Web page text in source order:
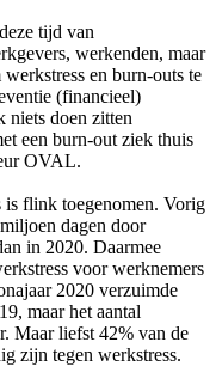
tijd van
werkenden, maar
en burn-outs te
(financieel)
niets doen zitten
een burn-out ziek thuis
OVAL.
is flink toegenomen. Vorig
dagen door
in 2020. Daarmee
voor werknemers
2020 verzuimde
maar het aantal
Maar liefst 42% van de
zijn tegen werkstress.